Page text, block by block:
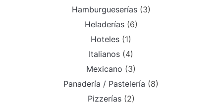
Hamburgueserías(3)
Heladerías(6)
Hoteles (1)
Italianos (4)
Mexicano (3)
Panadería / Pastelería (8)
Pizzerías(2)